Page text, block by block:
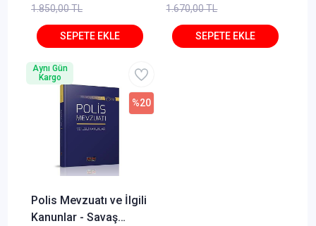
1.850,00 TL 1.670,00 TL
Polis Mevzuatı ve İlgili
Kanunlar - Savaş
%20
Aynı Gün
Kargo